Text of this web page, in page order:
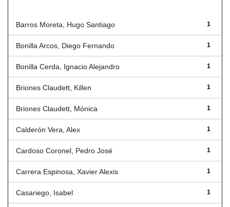
1
Barros Moreta, Hugo Santiago
1
Bonilla Arcos, Diego Fernando
1
Bonilla Cerda, Ignacio Alejandro
1
Briones Claudett, Killen
1
Briones Claudett, Mónica
1
Calderón Vera, Alex
1
Cardoso Coronel, Pedro José
1
Carrera Espinosa, Xavier Alexis
1
Casariego, Isabel